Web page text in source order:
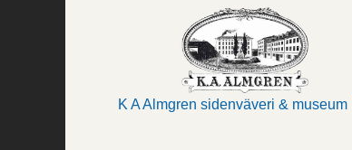
K A Almgren sidenväveri & museum